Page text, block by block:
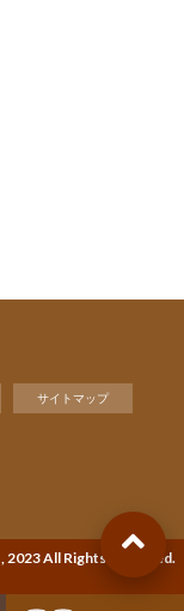
サイトマップ
, 2023 All Rights Reserved.